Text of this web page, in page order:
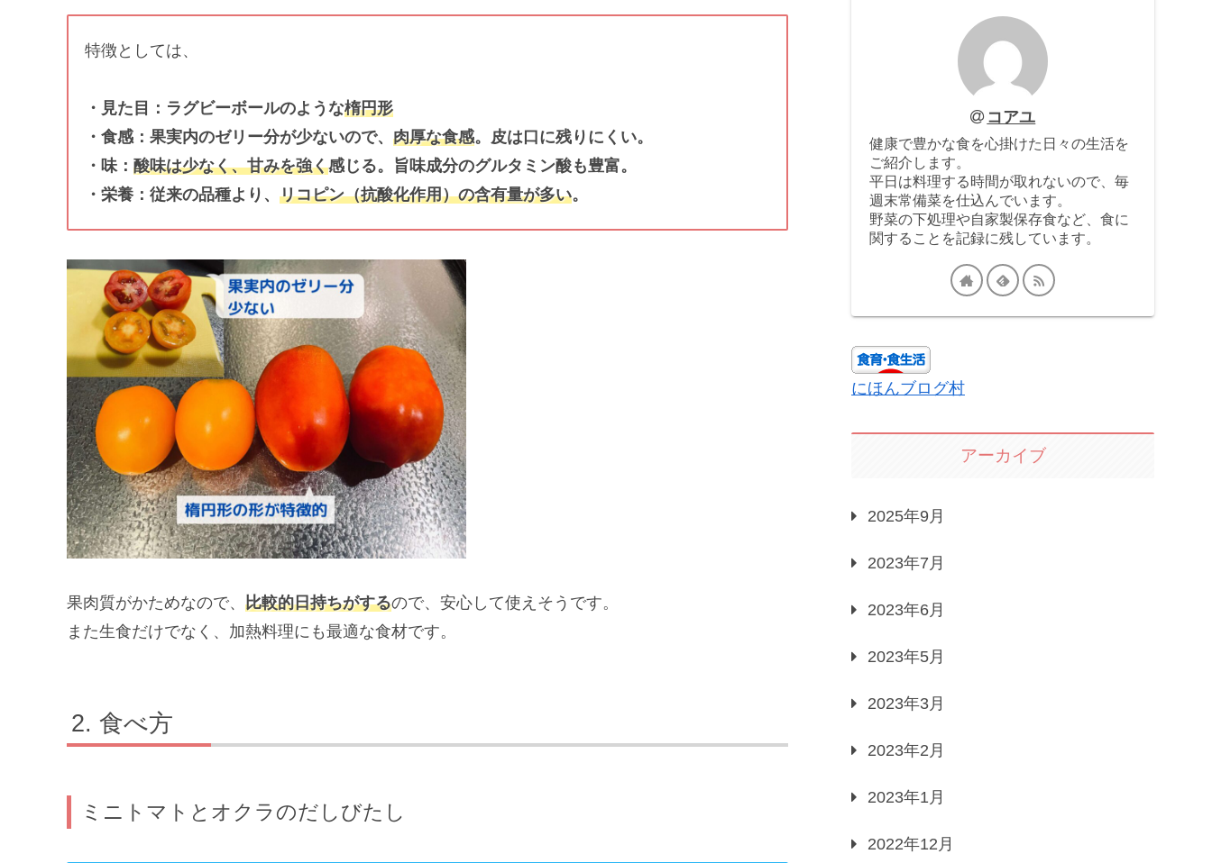
特徴としては、
・見た目：ラグビーボールのような楕円形
・食感：果実内のゼリー分が少ないので、 肉厚な食感。皮は口に残りにくい。
・味： 酸味は少なく、甘みを強く感じる。旨味成分のグルタミン酸も豊富。
・栄養：従来の品種より、 リコピン（抗酸化作用）の含有量が多い。
果肉質がかためなので、 比較的日持ちがするので、安心して使えそうです。
また生食だけでなく、加熱料理にも最適な食材です。
食べ方
ミニトマトとオクラのだしびたし
コアユ
健康で豊かな食を心掛けた日々の生活を
ご紹介します。
平日は料理する時間が取れないので、毎
週末常備菜を仕込んでいます。
野菜の下処理や自家製保存食など、食に
関することを記録に残しています。
にほんブログ村
アーカイブ
2025年9月
2023年7月
2023年6月
2023年5月
2023年3月
2023年2月
2023年1月
2022年12月